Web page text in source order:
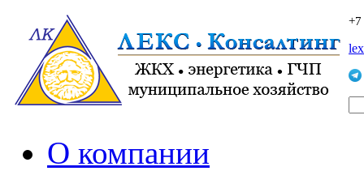
О компании